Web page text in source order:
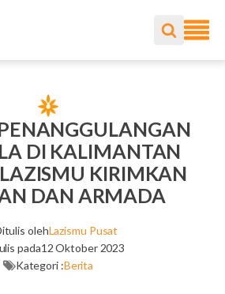
DI KALIMANTAN
KIRIMKAN
DAN ARMADA
olehLazismu Pusat
pada12 Oktober 2023
Kategori :Berita